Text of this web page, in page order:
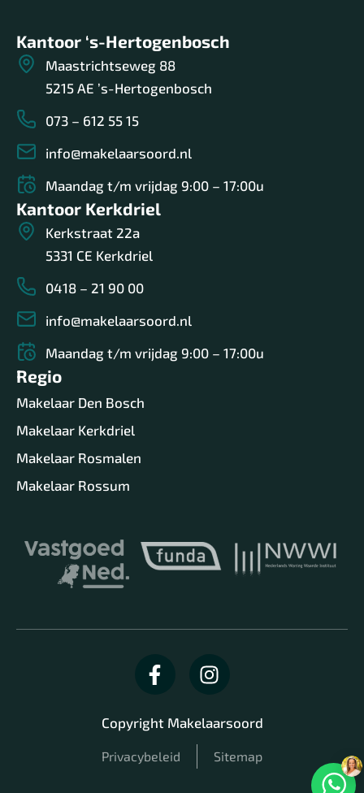
Kantoor ‘s-Hertogenbosch
Maastrichtseweg 88
5215 AE ’s-Hertogenbosch
073 – 612 55 15
info@makelaarsoord.nl
Maandag t/m vrijdag 9:00 – 17:00u
Kantoor Kerkdriel
Kerkstraat 22a
5331 CE Kerkdriel
0418 – 21 90 00
info@makelaarsoord.nl
Maandag t/m vrijdag 9:00 – 17:00u
Regio
Makelaar Den Bosch
Makelaar Kerkdriel
Makelaar Rosmalen
Makelaar Rossum
Copyright Makelaarsoord
Privacybeleid Sitemap